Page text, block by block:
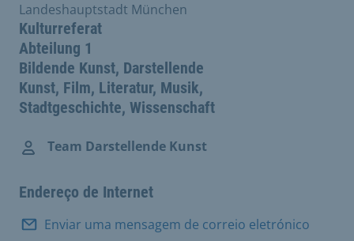
Kulturreferat
Abteilung 1
Bildende Kunst, Darstellende
Kunst, Film, Literatur, Musik,
Stadtgeschichte, Wissenschaft
Landeshauptstadt München
Team Darstellende Kunst
Endereço de Internet
Enviar uma mensagem de correio eletrónico